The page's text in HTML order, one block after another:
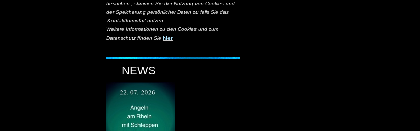
besuchen , stimmen Sie der Nutzung von Cookies und
der Speicherung persönlicher Daten zu falls Sie das
'Kontaktformular' nutzen.
Weitere Informationen zu den Cookies und zum
Datenschutz finden Sie hier
NEWS